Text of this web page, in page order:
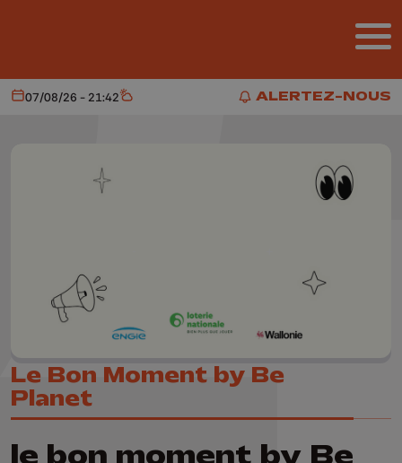
ALERTEZ-NOUS
ALERTEZ-NOUS
Aujourd'hui
07/08/26 - 21:42 Météo
Le Bon Moment by Be
Planet
le bon moment by Be